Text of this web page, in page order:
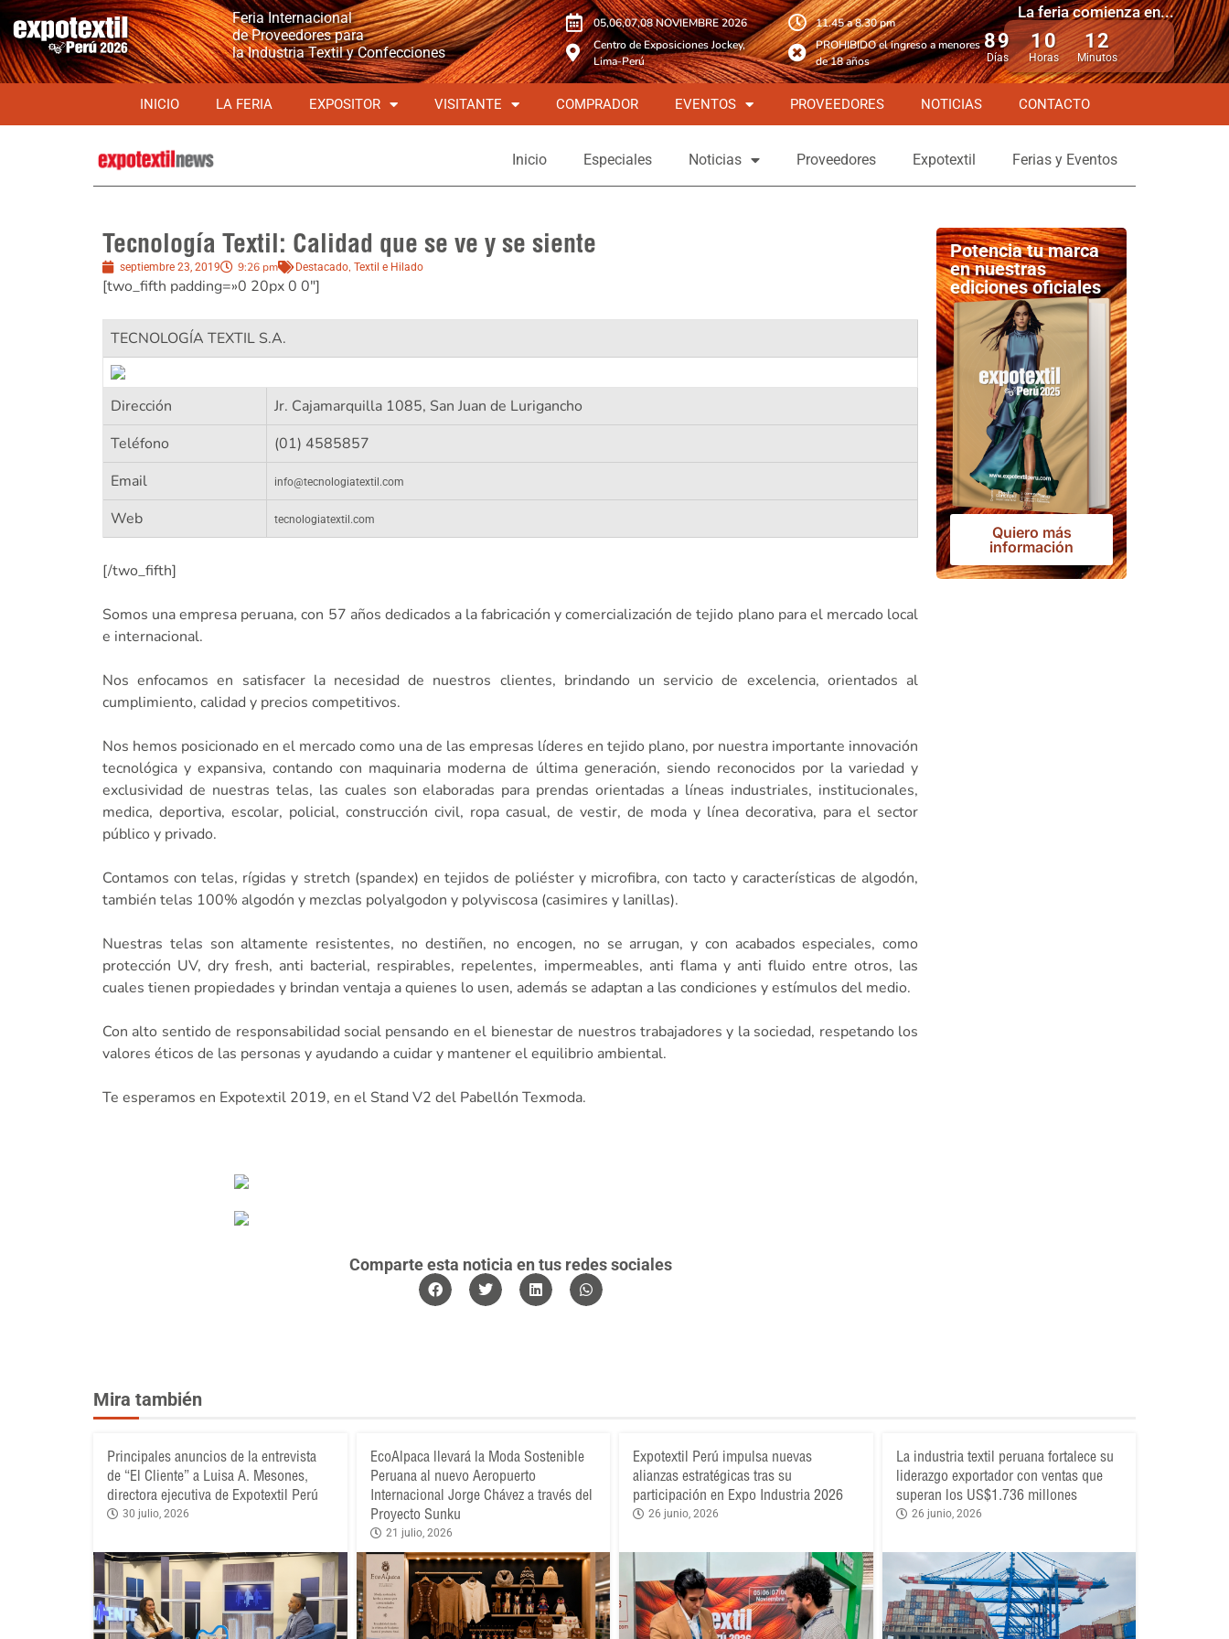
Feria Internacional
de Proveedores para
la Industria Textil y Confecciones
05,06,07,08 NOVIEMBRE 2026
Centro de Exposiciones Jockey,
Lima-Perú
11.45 a 8.30 pm
PROHIBIDO el ingreso a menores
de 18 años
La feria comienza en...
89
Días
10
Horas
12
Minutos
INICIO LA FERIA EXPOSITOR VISITANTE COMPRADOR EVENTOS PROVEEDORES NOTICIAS CONTACTO
Inicio Especiales Noticias Proveedores Expotextil Ferias y Eventos
Tecnología Textil: Calidad que se ve y se siente
septiembre 23, 2019 9:26 pm Destacado, Textil e Hilado
[two_fifth padding=»0 20px 0 0″]
TECNOLOGÍA TEXTIL S.A.
Dirección
Jr. Cajamarquilla 1085, San Juan de Lurigancho
Teléfono
(01) 4585857
Email
info@tecnologiatextil.com
Web tecnologiatextil.com
[/two_fifth]
Somos una empresa peruana, con 57 años dedicados a la fabricación y comercialización de tejido plano para el mercado local
e internacional.
Nos enfocamos en satisfacer la necesidad de nuestros clientes, brindando un servicio de excelencia, orientados al
cumplimiento, calidad y precios competitivos.
Nos hemos posicionado en el mercado como una de las empresas líderes en tejido plano, por nuestra importante innovación
tecnológica y expansiva, contando con maquinaria moderna de última generación, siendo reconocidos por la variedad y
exclusividad de nuestras telas, las cuales son elaboradas para prendas orientadas a líneas industriales, institucionales,
medica, deportiva, escolar, policial, construcción civil, ropa casual, de vestir, de moda y línea decorativa, para el sector
público y privado.
Contamos con telas, rígidas y stretch (spandex) en tejidos de poliéster y microfibra, con tacto y características de algodón,
también telas 100% algodón y mezclas polyalgodon y polyviscosa (casimires y lanillas).
Nuestras telas son altamente resistentes, no destiñen, no encogen, no se arrugan, y con acabados especiales, como
protección UV, dry fresh, anti bacterial, respirables, repelentes, impermeables, anti flama y anti fluido entre otros, las
cuales tienen propiedades y brindan ventaja a quienes lo usen, además se adaptan a las condiciones y estímulos del medio.
Con alto sentido de responsabilidad social pensando en el bienestar de nuestros trabajadores y la sociedad, respetando los
valores éticos de las personas y ayudando a cuidar y mantener el equilibrio ambiental.
Te esperamos en Expotextil 2019, en el Stand V2 del Pabellón Texmoda.
Comparte esta noticia en tus redes sociales
Potencia tu marca
en nuestras
ediciones oficiales
Quiero más
información
Mira también
Principales anuncios de la entrevista
de “El Cliente” a Luisa A. Mesones,
directora ejecutiva de Expotextil Perú
30 julio, 2026
EcoAlpaca llevará la Moda Sostenible
Peruana al nuevo Aeropuerto
Internacional Jorge Chávez a través del
Proyecto Sunku
21 julio, 2026
Expotextil Perú impulsa nuevas
alianzas estratégicas tras su
participación en Expo Industria 2026
26 junio, 2026
La industria textil peruana fortalece su
liderazgo exportador con ventas que
superan los US$1.736 millones
26 junio, 2026